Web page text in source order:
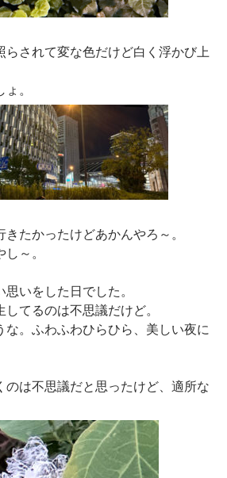
らされて変な色だけど白く浮かび上
。
たかったけどあかんやろ～。
～。
いをした日でした。
てるのは不思議だけど。
な。ふわふわひらひら、美しい夜に
のは不思議だと思ったけど、適所な